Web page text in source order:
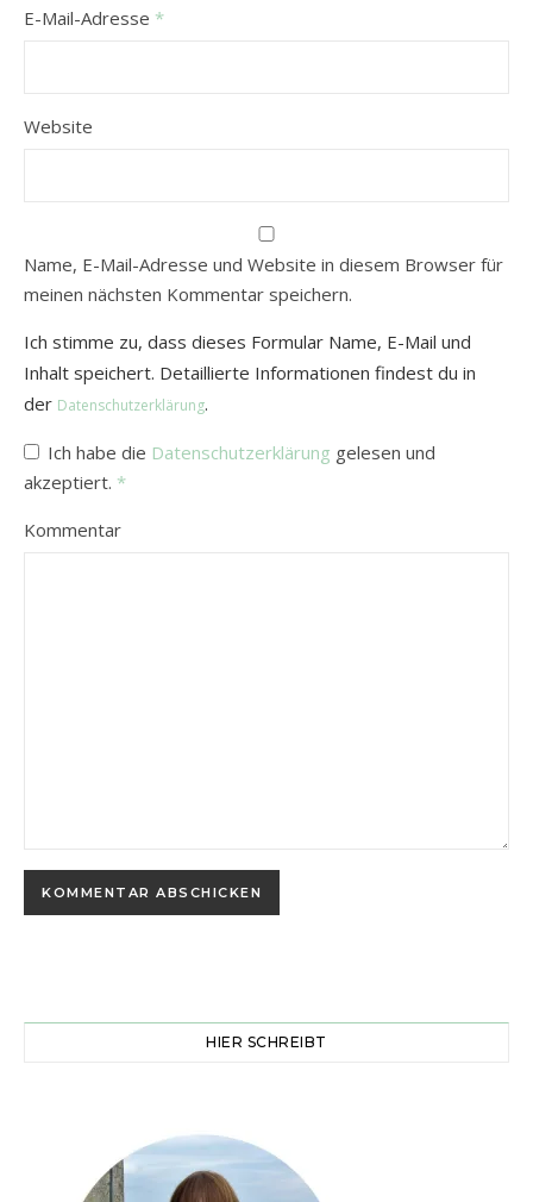
E-Mail-Adresse *
Website
Name, E-Mail-Adresse und Website in diesem Browser für
meinen nächsten Kommentar speichern.
Ich stimme zu, dass dieses Formular Name, E-Mail und
Inhalt speichert. Detaillierte Informationen findest du in
der Datenschutzerklärung.
Ich habe die Datenschutzerklärung gelesen und
akzeptiert. *
Kommentar
HIER SCHREIBT